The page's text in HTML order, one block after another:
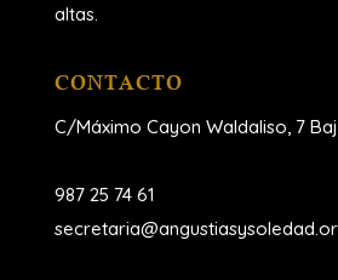
altas.
CONTACTO
C/Máximo Cayon Waldaliso, 7
987 25 74 61